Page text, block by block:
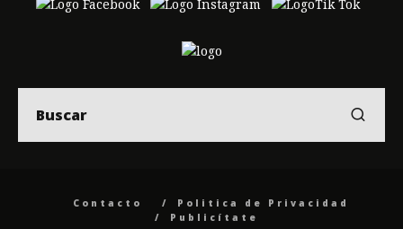
Contacto
Politica de Privacidad
Publicítate